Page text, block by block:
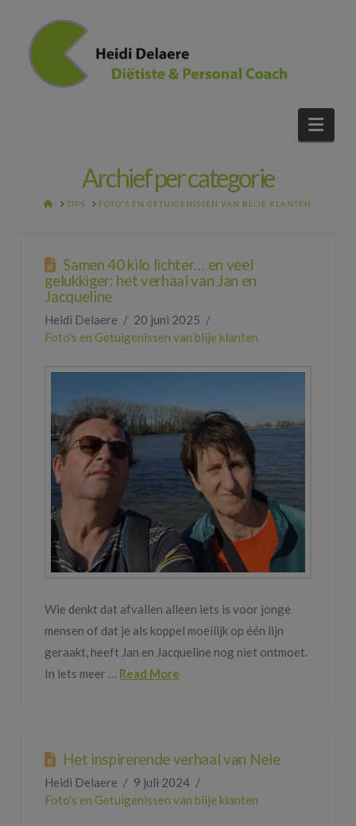
Archief per categorie
HOME
TIPS FOTO'S EN GETUIGENISSEN VAN BLIJE KLANTEN
Samen 40 kilo lichter… en veel
gelukkiger: het verhaal van Jan en
Jacqueline
Heidi Delaere
20 juni 2025
Foto's en Getuigenissen van blije klanten
Wie denkt dat afvallen alleen iets is voor jonge
mensen of dat je als koppel moeilijk op één lijn
geraakt, heeft Jan en Jacqueline nog niet ontmoet.
In iets meer … Read More
Het inspirerende verhaal van Nele
Heidi Delaere
9 juli 2024
Foto's en Getuigenissen van blije klanten